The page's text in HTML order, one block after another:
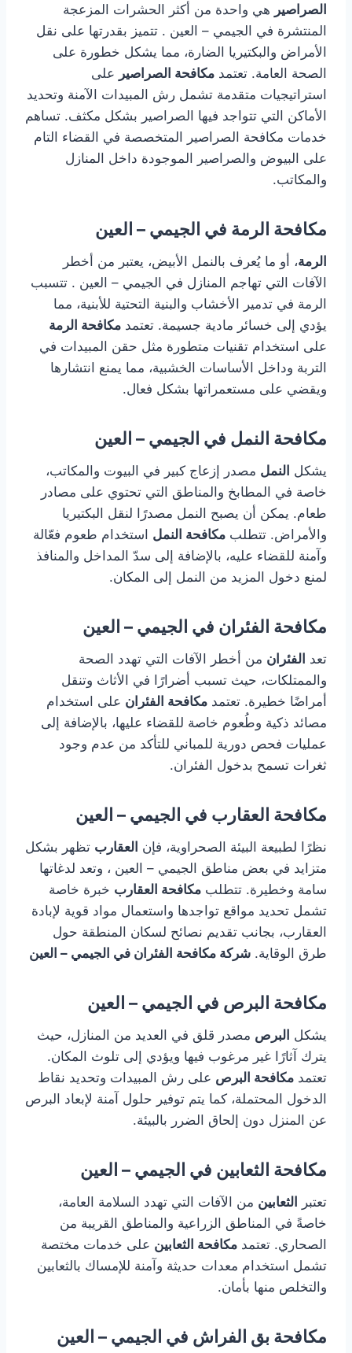
الصراصير هي واحدة من أكثر الحشرات المزعجة
المنتشرة في الجيمي – العين . تتميز بقدرتها على نقل
الأمراض والبكتيريا الضارة، مما يشكل خطورة على
الصحة العامة. تعتمد مكافحة الصراصير على
استراتيجيات متقدمة تشمل رش المبيدات الآمنة وتحديد
الأماكن التي تتواجد فيها الصراصير بشكل مكثف. تساهم
خدمات مكافحة الصراصير المتخصصة في القضاء التام
على البيوض والصراصير الموجودة داخل المنازل
والمكاتب.
مكافحة الرمة في الجيمي – العين
الرمة، أو ما يُعرف بالنمل الأبيض، يعتبر من أخطر
الآفات التي تهاجم المنازل في الجيمي – العين . تتسبب
الرمة في تدمير الأخشاب والبنية التحتية للأبنية، مما
يؤدي إلى خسائر مادية جسيمة. تعتمد مكافحة الرمة
على استخدام تقنيات متطورة مثل حقن المبيدات في
التربة وداخل الأساسات الخشبية، مما يمنع انتشارها
ويقضي على مستعمراتها بشكل فعال.
مكافحة النمل في الجيمي – العين
يشكل النمل مصدر إزعاج كبير في البيوت والمكاتب،
خاصة في المطابخ والمناطق التي تحتوي على مصادر
طعام. يمكن أن يصبح النمل مصدرًا لنقل البكتيريا
والأمراض. تتطلب مكافحة النمل استخدام طعوم فعّالة
وآمنة للقضاء عليه، بالإضافة إلى سدّ المداخل والمنافذ
لمنع دخول المزيد من النمل إلى المكان.
مكافحة الفئران في الجيمي – العين
تعد الفئران من أخطر الآفات التي تهدد الصحة
والممتلكات، حيث تسبب أضرارًا في الأثاث وتنقل
أمراضًا خطيرة. تعتمد مكافحة الفئران على استخدام
مصائد ذكية وطُعوم خاصة للقضاء عليها، بالإضافة إلى
عمليات فحص دورية للمباني للتأكد من عدم وجود
ثغرات تسمح بدخول الفئران.
مكافحة العقارب في الجيمي – العين
نظرًا لطبيعة البيئة الصحراوية، فإن العقارب تظهر بشكل
متزايد في بعض مناطق الجيمي – العين ، وتعد لدغاتها
سامة وخطيرة. تتطلب مكافحة العقارب خبرة خاصة
تشمل تحديد مواقع تواجدها واستعمال مواد قوية لإبادة
العقارب، بجانب تقديم نصائح لسكان المنطقة حول
طرق الوقاية. شركة مكافحة الفئران في الجيمي – العين
مكافحة البرص في الجيمي – العين
يشكل البرص مصدر قلق في العديد من المنازل، حيث
يترك آثارًا غير مرغوب فيها ويؤدي إلى تلوث المكان.
تعتمد مكافحة البرص على رش المبيدات وتحديد نقاط
الدخول المحتملة، كما يتم توفير حلول آمنة لإبعاد البرص
عن المنزل دون إلحاق الضرر بالبيئة.
مكافحة الثعابين في الجيمي – العين
تعتبر الثعابين من الآفات التي تهدد السلامة العامة،
خاصةً في المناطق الزراعية والمناطق القريبة من
الصحاري. تعتمد مكافحة الثعابين على خدمات مختصة
تشمل استخدام معدات حديثة وآمنة للإمساك بالثعابين
والتخلص منها بأمان.
مكافحة بق الفراش في الجيمي – العين